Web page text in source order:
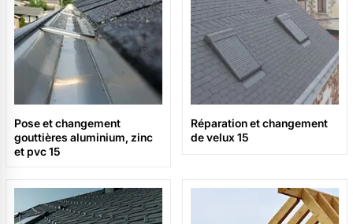
Pose et changement
gouttières aluminium, zinc
et pvc 15
Réparation et changement
de velux 15